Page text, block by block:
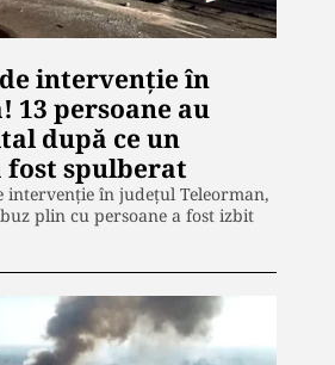
de intervenție în
13 persoane au
după ce un
fost spulberat
intervenție în județul Teleorman,
plin cu persoane a fost izbit